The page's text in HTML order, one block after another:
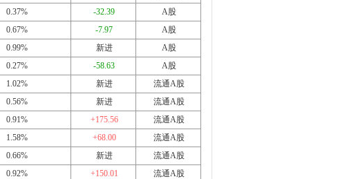
0.37% -32.39
A股
0.67% -7.97
A股
0.99% 新进
A股
0.27% -58.63
A股
1.02% 新进
流通A股
0.56% 新进
流通A股
0.91% +175.56
流通A股
1.58% +68.00
流通A股
0.66% 新进
流通A股
0.92% +150.01
流通A股